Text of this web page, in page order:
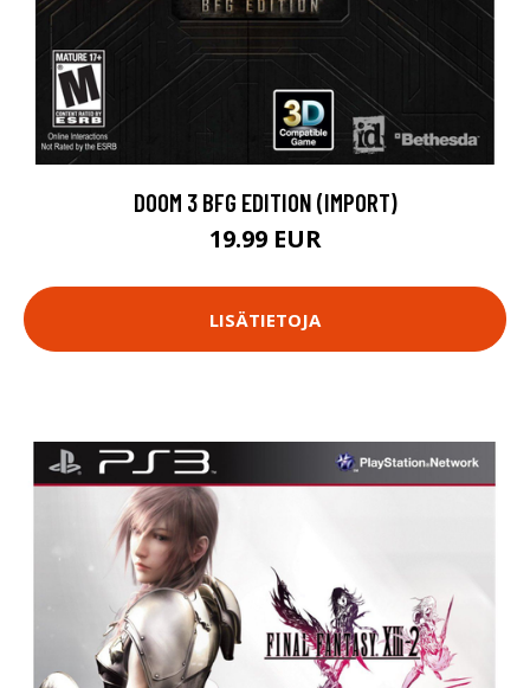
DOOM 3 BFG EDITION (IMPORT)
19.99 EUR
LISÄTIETOJA